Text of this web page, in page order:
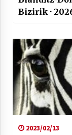
Bizirik ·
2023/02/13